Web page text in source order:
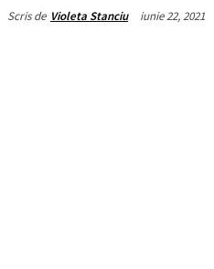
Scris de Violeta Stanciu iunie 22, 2021